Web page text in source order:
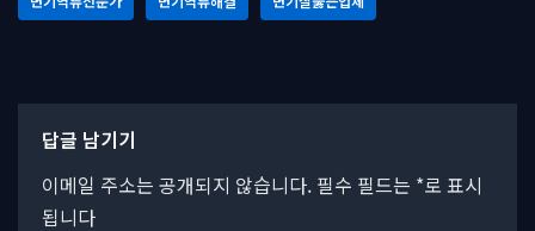
답글 남기기
이메일 주소는 공개되지 않습니다. 필수 필드는 *로 표시
됩니다